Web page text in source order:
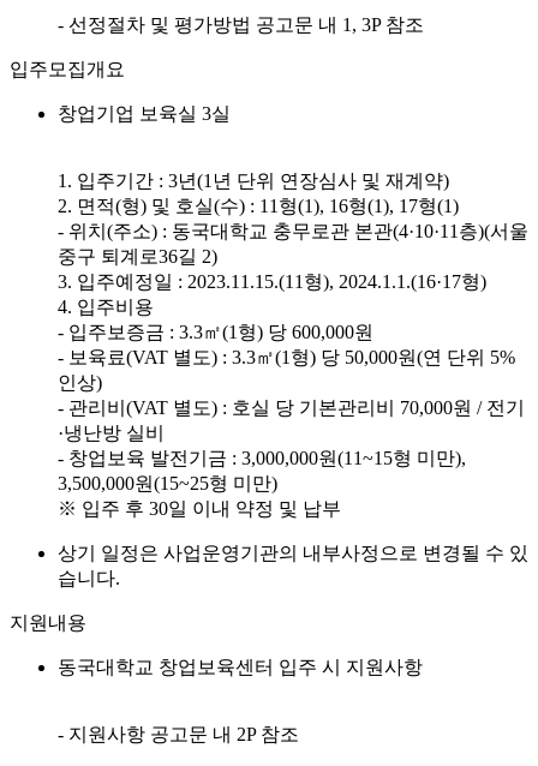
- 선정절차 및 평가방법 공고문 내 1, 3P 참조
입주모집개요
창업기업 보육실 3실
1. 입주기간 : 3년(1년 단위 연장심사 및 재계약)
2. 면적(형) 및 호실(수) : 11형(1), 16형(1), 17형(1)
- 위치(주소) : 동국대학교 충무로관 본관(4·10·11층)(서울
중구 퇴계로36길 2)
3. 입주예정일 : 2023.11.15.(11형), 2024.1.1.(16·17형)
4. 입주비용
- 입주보증금 : 3.3㎡(1형) 당 600,000원
- 보육료(VAT 별도) : 3.3㎡(1형) 당 50,000원(연 단위 5%
인상)
- 관리비(VAT 별도) : 호실 당 기본관리비 70,000원 / 전기
·냉난방 실비
- 창업보육 발전기금 : 3,000,000원(11~15형 미만),
3,500,000원(15~25형 미만)
※ 입주 후 30일 이내 약정 및 납부
상기 일정은 사업운영기관의 내부사정으로 변경될 수 있
습니다.
지원내용
동국대학교 창업보육센터 입주 시 지원사항
- 지원사항 공고문 내 2P 참조